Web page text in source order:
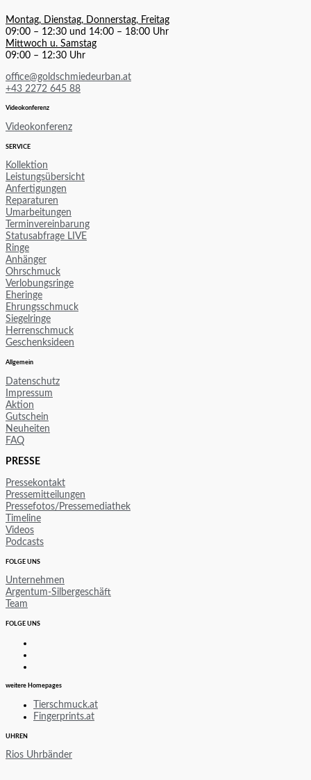
Montag, Dienstag, Donnerstag, Freitag
09:00 – 12:30 und 14:00 – 18:00 Uhr
Mittwoch u. Samstag
09:00 – 12:30 Uhr
office@goldschmiedeurban.at
+43 2272 645 88
Videokonferenz
Videokonferenz
SERVICE
Kollektion
Leistungsübersicht
Anfertigungen
Reparaturen
Umarbeitungen
Terminvereinbarung
Statusabfrage LIVE
Ringe
Anhänger
Ohrschmuck
Verlobungsringe
Eheringe
Ehrungsschmuck
Siegelringe
Herrenschmuck
Geschenksideen
Allgemein
Datenschutz
Impressum
Aktion
Gutschein
Neuheiten
FAQ
PRESSE
Pressekontakt
Pressemitteilungen
Pressefotos/Pressemediathek
Timeline
Videos
Podcasts
FOLGE UNS
Unternehmen
Argentum-Silbergeschäft
Team
FOLGE UNS
weitere Homepages
Tierschmuck.at
Fingerprints.at
UHREN
Rios Uhrbänder